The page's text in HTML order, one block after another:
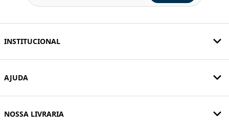
INSTITUCIONAL
AJUDA
NOSSA LIVRARIA